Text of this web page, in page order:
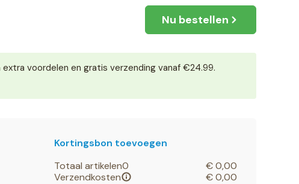
Nu bestellen
voordelen en gratis verzending vanaf €24.99.
Kortingsbon toevoegen
Totaal artikelen0 €0,00
Verzendkosten
€0,00